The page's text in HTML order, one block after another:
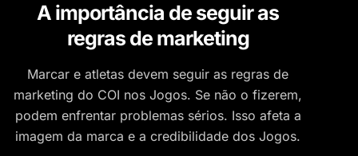
A importância de seguir as
regras de marketing
Marcar e atletas devem seguir as regras de
marketing do COI nos Jogos. Se não o fizerem,
podem enfrentar problemas sérios. Isso afeta a
imagem da marca e a credibilidade dos Jogos.